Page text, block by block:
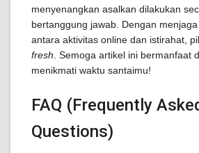
menyenangkan asalkan dilakukan
bertanggung jawab. Dengan
antara aktivitas online dan istirahat,
fresh . Semoga artikel ini bermanfaat
menikmati waktu santaimu!
FAQ (Frequently
Questions)